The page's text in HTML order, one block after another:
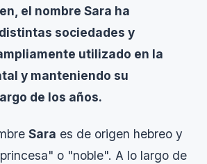
el nombre Sara ha
sociedades y
utilizado en la
y manteniendo su
de los años.
Sara es de origen hebreo y
o "noble". A lo largo de